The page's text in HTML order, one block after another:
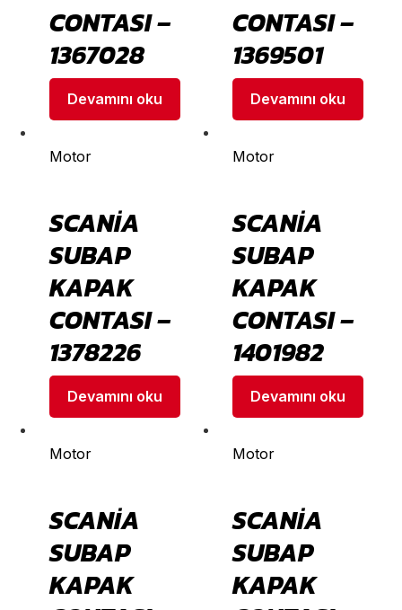
CONTASI –
1367028
Devamını oku
CONTASI –
1369501
Devamını oku
Motor
SCANİA
SUBAP
KAPAK
CONTASI –
1378226
Devamını oku
Motor
SCANİA
SUBAP
KAPAK
CONTASI –
1401982
Devamını oku
Motor
SCANİA
SUBAP
KAPAK
Motor
SCANİA
SUBAP
KAPAK